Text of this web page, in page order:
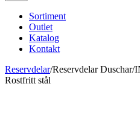
Sortiment
Outlet
Katalog
Kontakt
Reservdelar/Reservdelar Duschar/
Rostfritt stål